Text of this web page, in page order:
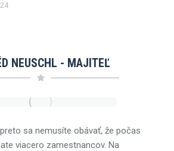
NEUSCHL - MAJITEĽ
sa nemusíte obávať, že počas
viacero zamestnancov. Na